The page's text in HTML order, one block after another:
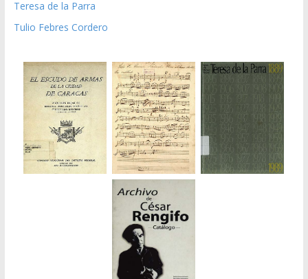
Teresa de la Parra
Tulio Febres Cordero